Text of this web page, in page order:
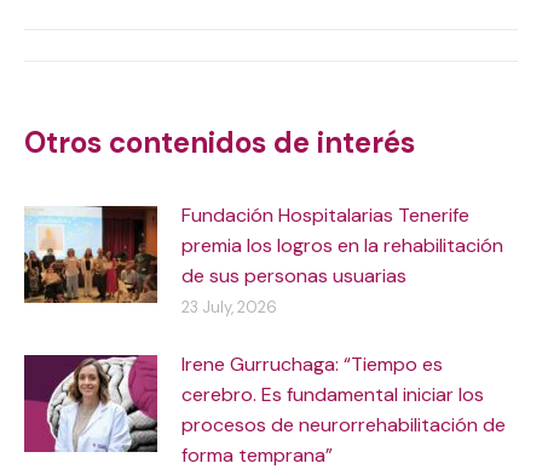
Otros contenidos de interés
Fundación Hospitalarias Tenerife
premia los logros en la rehabilitación
de sus personas usuarias
23 July, 2026
Irene Gurruchaga: “Tiempo es
cerebro. Es fundamental iniciar los
procesos de neurorrehabilitación de
forma temprana”